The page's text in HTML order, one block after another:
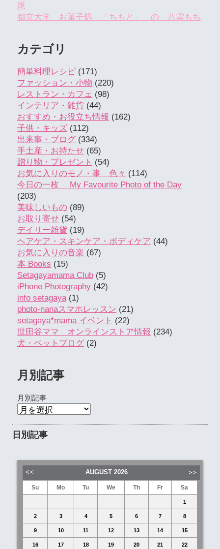
尾
都立大学 お菓子処 「ちもと」 の 八雲もち
カテゴリ
簡単料理レシピ (171)
ファッション・小物 (220)
レストラン・カフェ (98)
インテリア・雑貨 (44)
おすすめ・お役立ち情報 (162)
子供・キッズ (112)
出来事・ブログ (334)
手土産・お持たせ (65)
贈り物・プレゼント (54)
お気に入りのモノ・事 色々 (114)
今日の一枚 My Favourite Photo of the Day
(203)
美味しいもの (89)
お取り寄せ (54)
デイリー雑貨 (19)
ヘアケア・スキンケア・ボディケア (44)
お気に入りの音楽 (67)
本 Books (15)
Setagayamama Club (5)
iPhone Photography (42)
info setagaya(1)
photo-nanaスマホレッスン (21)
setagaya*mama イベント (22)
世田谷ママ オンラインストア情報 (234)
犬・ペットブログ (2)
月別記事
月別記事
日別記事
AUGUST 2026
Su Mo Tu We Th Fr Sa
1
2 3 4 5 6 7 8
9 10 11 12 13 14 15
16 17 18 19 20 21 22